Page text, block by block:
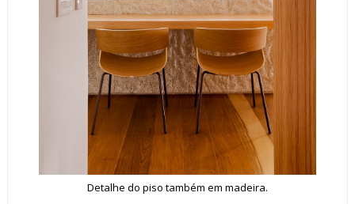
Detalhe do piso também em madeira.